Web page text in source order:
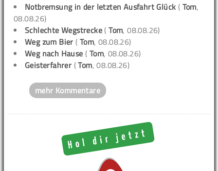
Notbremsung in der letzten Ausfahrt Glück ( Tom,
08.08.26)
Schlechte Wegstrecke (Tom, 08.08.26)
Weg zum Bier (Tom, 08.08.26)
Weg nach Hause ( Tom, 08.08.26)
Geisterfahrer (Tom, 08.08.26)
mehr Kommentare